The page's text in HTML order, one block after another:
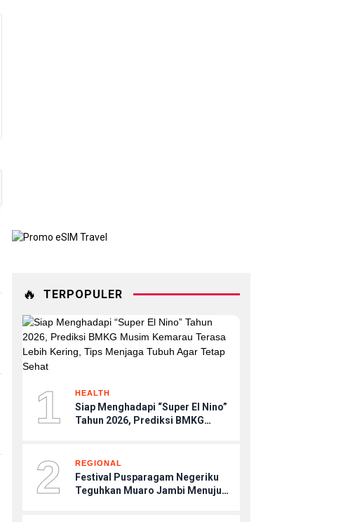
🔥 TERPOPULER
1 HEALTH
Siap Menghadapi “Super El Nino”
Tahun 2026, Prediksi BMKG
Agar Tetap Sehat
2 REGIONAL
Festival Pusparagam Negeriku
Teguhkan Muaro Jambi Menuju